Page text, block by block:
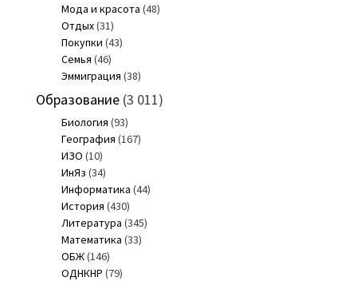
Мода и красота (48)
Отдых(31)
Покупки (43)
Семья (46)
Эммиграция (38)
Образование(3 011)
Биология (93)
География (167)
ИЗО (10)
ИнЯз (34)
Информатика (44)
История (430)
Литература (345)
Математика (33)
ОБЖ(146)
ОДНКНР (79)